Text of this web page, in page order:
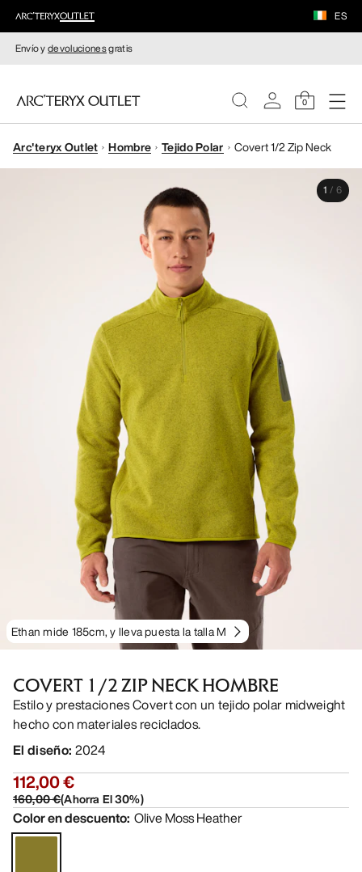
ES
Envío ydevolucionesgratis
0
MUJERE
Arc'teryx Outlet Hombre Tejido Polar Covert 1/2 Zip Neck
Ethan mide 185cm, y lleva puesta la talla M
1 / 6
COVERT 1/2 ZIP NECK HOMBRE
Estilo y prestaciones Covert con un tejido polar midweight
hecho con materiales reciclados.
El diseño: 2024
112,00 €
160,00 €(Ahorra El30%)
Color en descuento: Olive Moss Heather